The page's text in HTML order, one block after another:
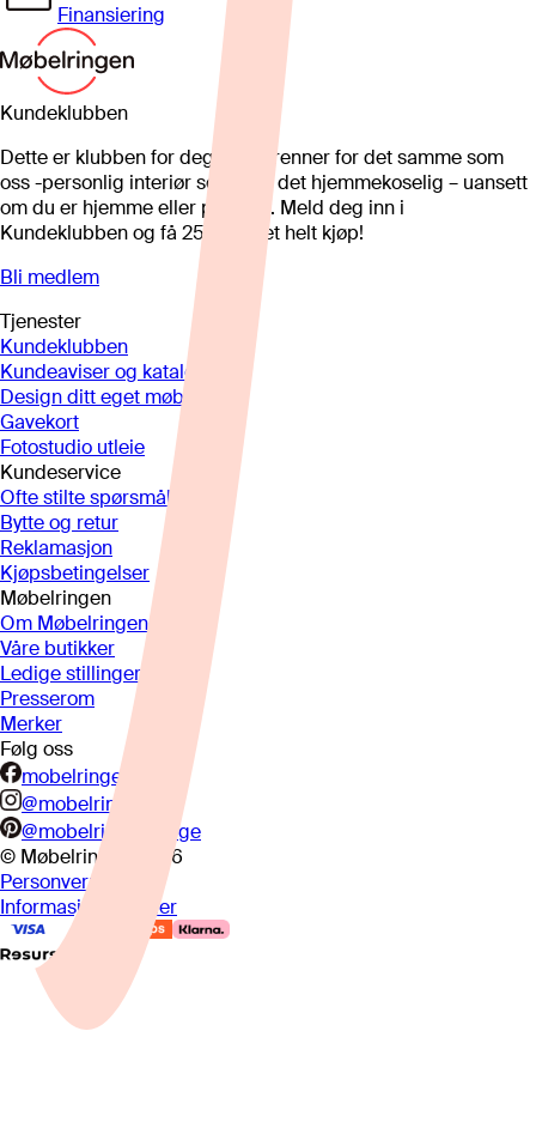
Finansiering
Kundeklubben
Dette er klubben for deg som brenner for det samme som
oss -personlig interiør som gjør det hjemmekoselig – uansett
om du er hjemme eller på hytta. Meld deg inn i
Kundeklubben og få 25%* på et helt kjøp!
Bli medlem
Tjenester
Kundeklubben
Kundeaviser og kataloger
Design ditt eget møbel
Gavekort
Fotostudio utleie
Kundeservice
Ofte stilte spørsmål
Bytte og retur
Reklamasjon
Kjøpsbetingelser
Møbelringen
Om Møbelringen
Våre butikker
Ledige stillinger
Presserom
Merker
Følg oss
mobelringen.no
@mobelringen
@mobelringennorge
© Møbelringen
2026
Personvern
Informasjonskapsler